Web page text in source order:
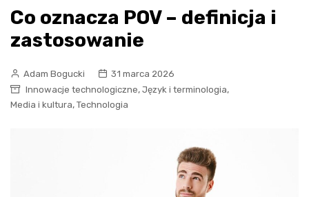
Co oznacza POV – definicja i
zastosowanie
Adam Bogucki
31 marca 2026
Innowacje technologiczne, Język i terminologia,
Media i kultura, Technologia